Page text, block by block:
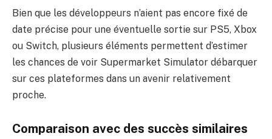
Bien que les développeurs n’aient pas encore fixé de
date précise pour une éventuelle sortie sur PS5, Xbox
ou Switch, plusieurs éléments permettent d’estimer
les chances de voir Supermarket Simulator débarquer
sur ces plateformes dans un avenir relativement
proche.
Comparaison avec des succès similaires